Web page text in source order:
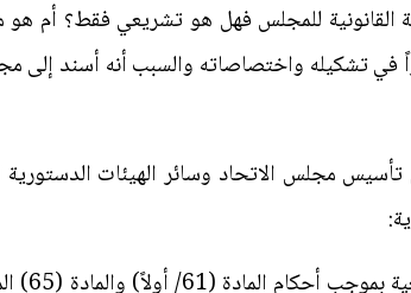
القانونية للمجلس فهل هو تشريعي فقط؟ أم
في تشكيله واختصاصاته والسبب أنه أسند إلى
تأسيس مجلس الاتحاد وسائر الهيئات
أولا: مسؤولية مجلس